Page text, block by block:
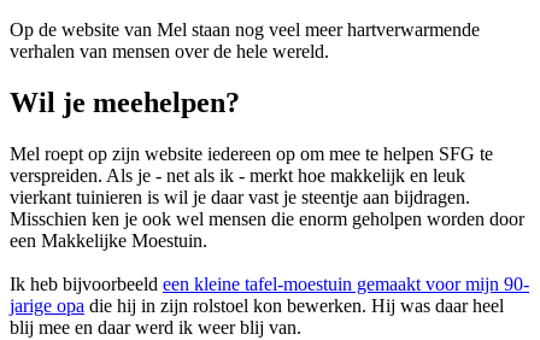
Op de website van Mel staan nog veel meer hartverwarmende
verhalen van mensen over de hele wereld.
Wil je meehelpen?
Mel roept op zijn website iedereen op om mee te helpen SFG te
verspreiden. Als je - net als ik - merkt hoe makkelijk en leuk
vierkant tuinieren is wil je daar vast je steentje aan bijdragen.
Misschien ken je ook wel mensen die enorm geholpen worden door
een Makkelijke Moestuin.
Ik heb bijvoorbeeld een kleine tafel-moestuin gemaakt voor mijn 90-
jarige opa die hij in zijn rolstoel kon bewerken. Hij was daar heel
blij mee en daar werd ik weer blij van.